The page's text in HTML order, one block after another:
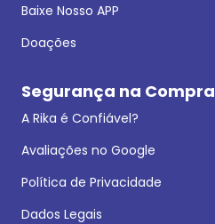
Baixe Nosso APP
Doações
Segurança na Compra
A Rika é Confiável?
Avaliações no Google
Política de Privacidade
Dados Legais